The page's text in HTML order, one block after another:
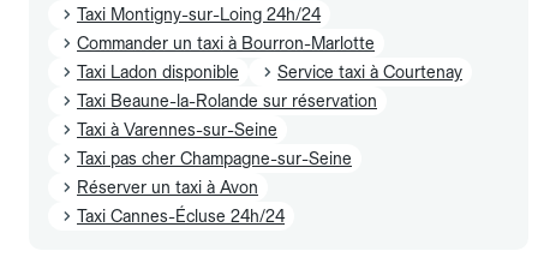
Taxi Montigny-sur-Loing 24h/24
Commander un taxi à Bourron-Marlotte
Taxi Ladon disponible
Service taxi à Courtenay
Taxi Beaune-la-Rolande sur réservation
Taxi à Varennes-sur-Seine
Taxi pas cher Champagne-sur-Seine
Réserver un taxi à Avon
Taxi Cannes-Écluse 24h/24